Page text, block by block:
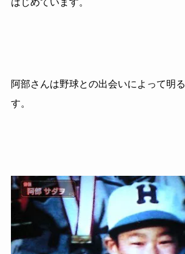
阿部さんは野球との出会いによって明
す。